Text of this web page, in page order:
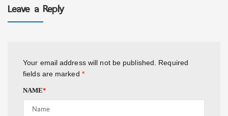
Leave a Reply
Your email address will not be published.
Required
fields are marked *
NAME*